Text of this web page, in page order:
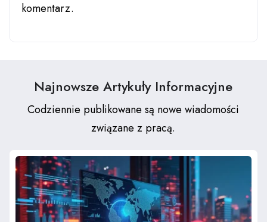
komentarz.
Najnowsze Artykuły Informacyjne
Codziennie publikowane są nowe wiadomości
związane z pracą.